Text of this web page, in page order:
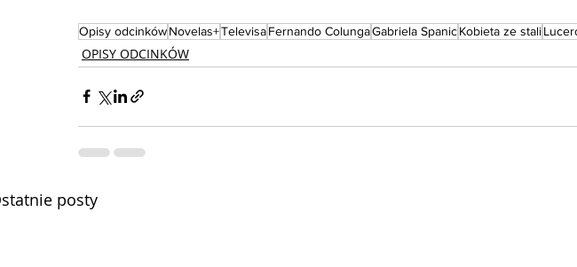
Opisy odcinkówNovelas+TelevisaFernando ColungaGabriela SpanicKobieta ze stali
OPISY ODCINKÓW
posty